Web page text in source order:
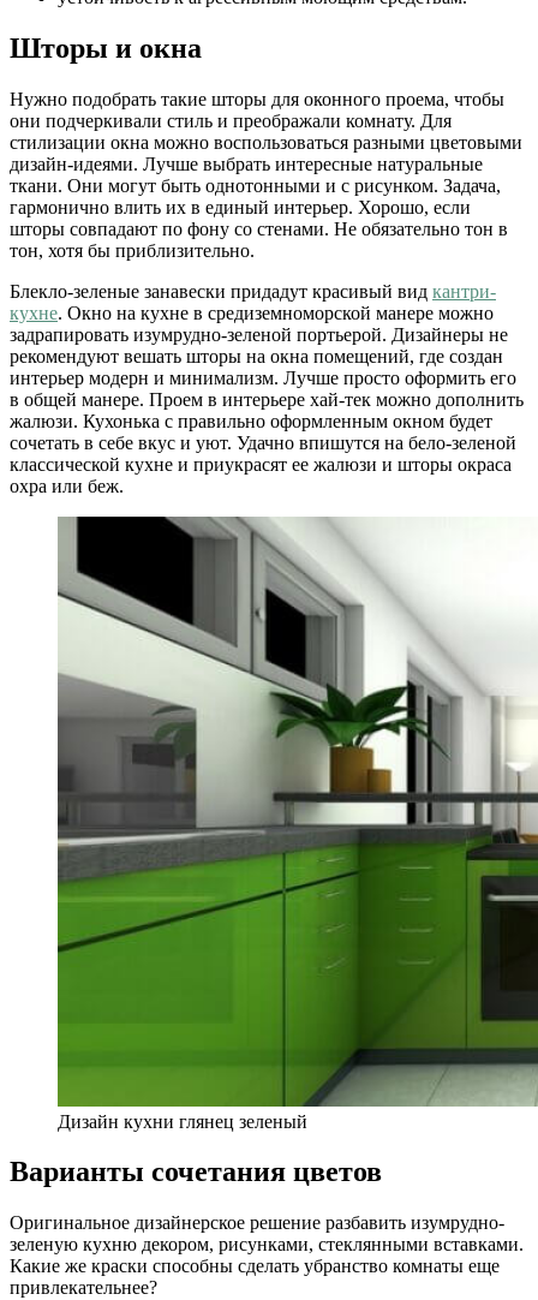
Шторы и окна
Нужно подобрать такие шторы для оконного проема, чтобы
они подчеркивали стиль и преображали комнату. Для
стилизации окна можно воспользоваться разными цветовыми
дизайн-идеями. Лучше выбрать интересные натуральные
ткани. Они могут быть однотонными и с рисунком. Задача,
гармонично влить их в единый интерьер. Хорошо, если
шторы совпадают по фону со стенами. Не обязательно тон в
тон, хотя бы приблизительно.
Блекло-зеленые занавески придадут красивый вид кантри-
кухне. Окно на кухне в средиземноморской манере можно
задрапировать изумрудно-зеленой портьерой. Дизайнеры не
рекомендуют вешать шторы на окна помещений, где создан
интерьер модерн и минимализм. Лучше просто оформить его
в общей манере. Проем в интерьере хай-тек можно дополнить
жалюзи. Кухонька с правильно оформленным окном будет
сочетать в себе вкус и уют. Удачно впишутся на бело-зеленой
классической кухне и приукрасят ее жалюзи и шторы окраса
охра или беж.
Дизайн кухни глянец зеленый
Варианты сочетания цветов
Оригинальное дизайнерское решение разбавить изумрудно-
зеленую кухню декором, рисунками, стеклянными вставками.
Какие же краски способны сделать убранство комнаты еще
привлекательнее?